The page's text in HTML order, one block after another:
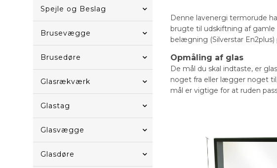
Spejle og Beslag
Brusevægge
Brusedøre
Glasrækværk
Glastag
Glasvægge
Glasdøre
Denne lavenergi termorude
brugte til udskiftning af gamle
belægning (Silverstar
Opmåling af glas
De mål du skal indtaste, er
noget fra eller lægger noget
mål er vigtige for at ruden